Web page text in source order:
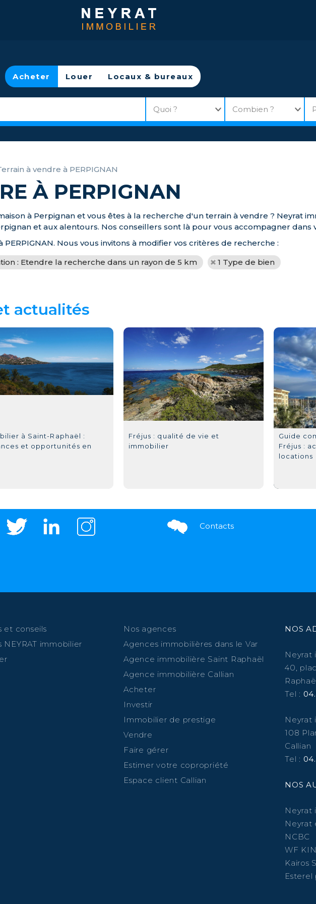
Acheter Louer Locaux & bureaux
à vendre à PERPIGNAN
À PERPIGNAN
à Perpignan et vous êtes à la recherche d'un terrain à vendre ? Neyrat
et aux alentours. Nos conseillers sont là pour vous accompagner dans
Nous vous invitons à modifier vos critères de recherche :
: Etendre la recherche dans un rayon de 5 km
1 Type de bien
actualités
à Saint-Raphaël :
et opportunités en
Fréjus : qualité de vie et
immobilier
Guide
Fréjus :
locations
Contacts
et conseils
NEYRAT immobilier
Nos agences
Agences immobilières dans le Var
Agence immobilière Saint Raphaël
Agence immobilière Callian
Acheter
Investir
Immobilier de prestige
Vendre
Faire gérer
Estimer votre copropriété
Espace client Callian
NOS
Neyrat
40,
Tel :
Neyrat
108
Callian
Tel :
NOS
Neyrat
Neyrat
NCBC
WF
Kairos